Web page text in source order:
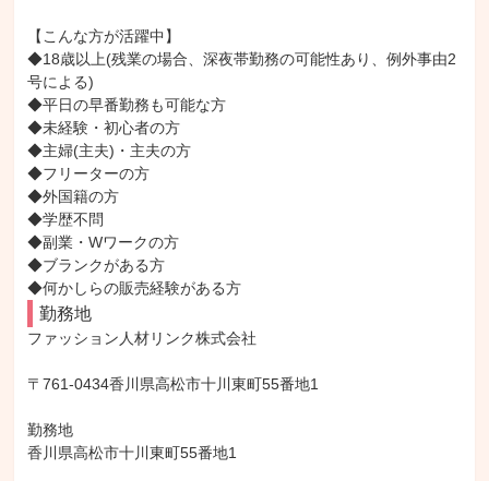
【こんな方が活躍中】
◆18歳以上(残業の場合、深夜帯勤務の可能性あり、例外事由2
号による)
◆平日の早番勤務も可能な方
◆未経験・初心者の方
◆主婦(主夫)・主夫の方
◆フリーターの方
◆外国籍の方
◆学歴不問
◆副業・Wワークの方
◆ブランクがある方
◆何かしらの販売経験がある方
勤務地
ファッション人材リンク株式会社
〒761-0434香川県高松市十川東町55番地1
勤務地
香川県高松市十川東町55番地1